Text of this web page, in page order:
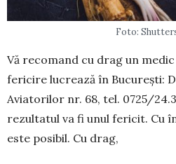
Foto:
Vă recomand cu drag un
fericire lucrează în București:
Aviatorilor nr. 68, tel. 0725/
rezultatul va fi unul fericit. Cu
este posibil. Cu drag,